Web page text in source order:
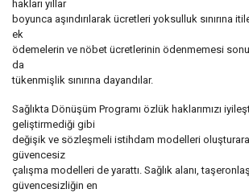
hakları yıllar
boyunca aşındırılarak ücretleri yoksulluk sınırına
ek
ödemelerin ve nöbet ücretlerinin ödenmemesi
da
tükenmişlik sınırına dayandılar.
Sağlıkta Dönüşüm Programı özlük haklarımızı
geliştirmediği gibi
değişik ve sözleşmeli istihdam modelleri
güvencesiz
çalışma modelleri de yarattı. Sağlık alanı,
güvencesizliğin en